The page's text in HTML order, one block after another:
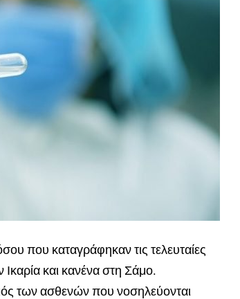
που καταγράφηκαν τις τελευταίες
και κανένα στη Σάμο.
των ασθενών που νοσηλεύονται